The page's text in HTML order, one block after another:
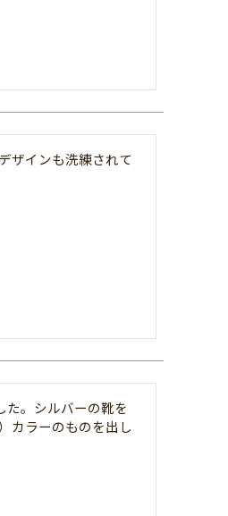
ザインも洗練されて
。シルバーの靴を
カラーのものを出し